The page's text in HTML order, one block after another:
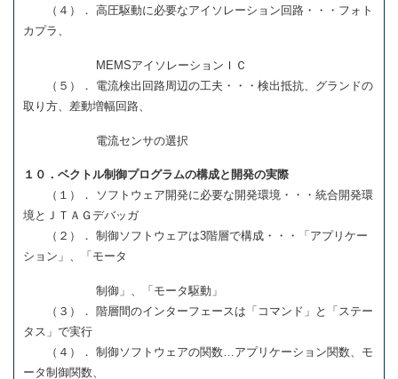
（４）． 高圧駆動に必要なアイソレーション回路・・・フォト
カプラ、
MEMSアイソレーションＩＣ
（５）． 電流検出回路周辺の工夫・・・検出抵抗、グランドの
取り方、差動増幅回路、
電流センサの選択
１０．ベクトル制御プログラムの構成と開発の実際
（１）． ソフトウェア開発に必要な開発環境・・・統合開発環
境とＪＴＡＧデバッガ
（２）． 制御ソフトウェアは3階層で構成・・・「アプリケー
ション」、「モータ
制御」、「モータ駆動」
（３）． 階層間のインターフェースは「コマンド」と「ステー
タス」で実行
（４）． 制御ソフトウェアの関数…アプリケーション関数、モ
ータ制御関数、